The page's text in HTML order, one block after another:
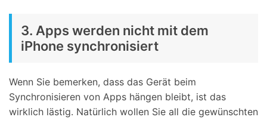
3. Apps werden nicht mit dem
iPhone synchronisiert
Wenn Sie bemerken, dass das Gerät beim
Synchronisieren von Apps hängen bleibt, ist das
wirklich lästig. Natürlich wollen Sie all die gewünschten